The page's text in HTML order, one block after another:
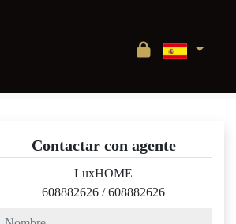
Contactar con agente
LuxHOME
608882626 /608882626
nombre